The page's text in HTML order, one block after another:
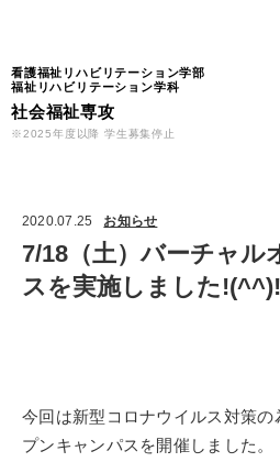
看護福祉リハビリテーション学部
福祉リハビリテーション学科
社会福祉専攻
※2025年度以降 学生募集停止
2020.07.25 お知らせ
7/18（土）バーチャル
スを実施しました!(^^)!
今回は新型コロナウイルス対策
プンキャンパスを開催しました。